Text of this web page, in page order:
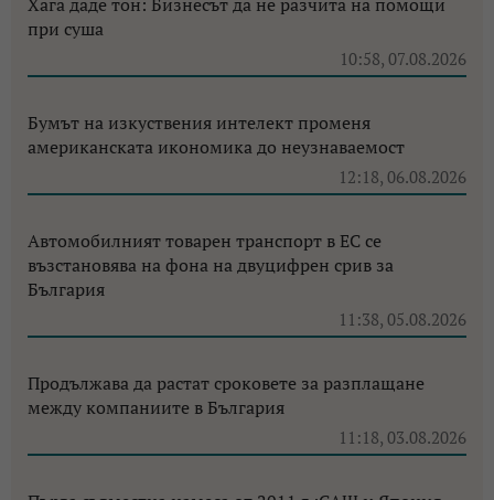
при суша
10:58, 07.08.2026
Бумът на изкуствения интелект променя
американската икономика до неузнаваемост
12:18, 06.08.2026
Автомобилният товарен транспорт в ЕС се
възстановява на фона на двуцифрен срив за
България
11:38, 05.08.2026
Продължава да растат сроковете за разплащане
между компаниите в България
11:18, 03.08.2026